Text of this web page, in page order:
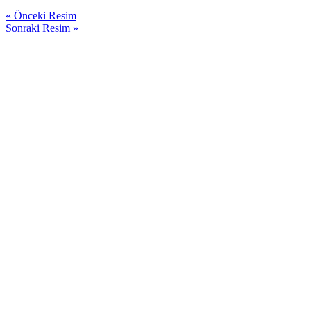
« Önceki Resim
Sonraki Resim »